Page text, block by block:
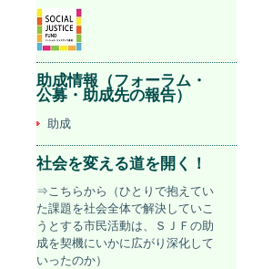
助成情報（フォーラム・
公募・助成先の報告）
助成
社会を変える道を開く！
⇒こちらから（ひとりで抱えてい
た課題を社会全体で解決していこ
うとする市民活動は、ＳＪＦの助
成を契機にいかに広がり深化して
いったのか）